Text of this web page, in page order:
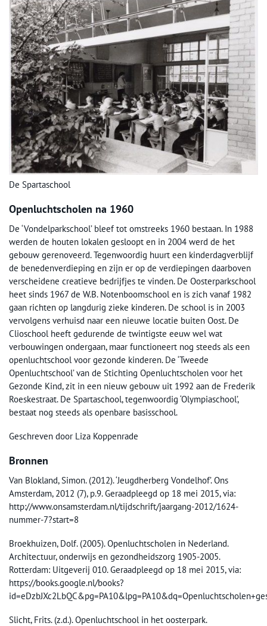
De Spartaschool
Openluchtscholen na 1960
De ‘Vondelparkschool’ bleef tot omstreeks 1960 bestaan. In 1988
werden de houten lokalen gesloopt en in 2004 werd de het
gebouw gerenoveerd. Tegenwoordig huurt een kinderdagverblijf
de benedenverdieping en zijn er op de verdiepingen daarboven
verscheidene creatieve bedrijfjes te vinden. De Oosterparkschool
heet sinds 1967 de W.B. Notenboomschool en is zich vanaf 1982
gaan richten op langdurig zieke kinderen. De school is in 2003
vervolgens verhuisd naar een nieuwe locatie buiten Oost. De
Clioschool heeft gedurende de twintigste eeuw wel wat
verbouwingen ondergaan, maar functioneert nog steeds als een
openluchtschool voor gezonde kinderen. De ‘Tweede
Openluchtschool’ van de Stichting Openluchtscholen voor het
Gezonde Kind, zit in een nieuw gebouw uit 1992 aan de Frederik
Roeskestraat. De Spartaschool, tegenwoordig ‘Olympiaschool’,
bestaat nog steeds als openbare basisschool.
Geschreven door Liza Koppenrade
Bronnen
Van Blokland, Simon. (2012). ‘Jeugdherberg Vondelhof’. Ons
Amsterdam, 2012 (7), p.9. Geraadpleegd op 18 mei 2015, via:
http://www.onsamsterdam.nl/tijdschrift/jaargang-2012/1624-
nummer-7?start=8
Broekhuizen, Dolf. (2005). Openluchtscholen in Nederland.
Architectuur, onderwijs en gezondheidszorg 1905-2005.
Rotterdam: Uitgeverij 010. Geraadpleegd op 18 mei 2015, via:
https://books.google.nl/books?
Slicht, Frits. (z.d.). Openluchtschool in het oosterpark.